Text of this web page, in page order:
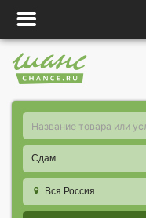
Сдам
Вся Россия